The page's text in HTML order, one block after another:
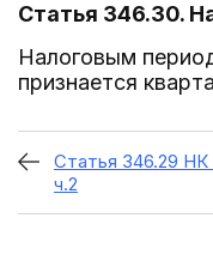
Статья 346.30.
Налоговым
признается
Статья 346.29
ч.2